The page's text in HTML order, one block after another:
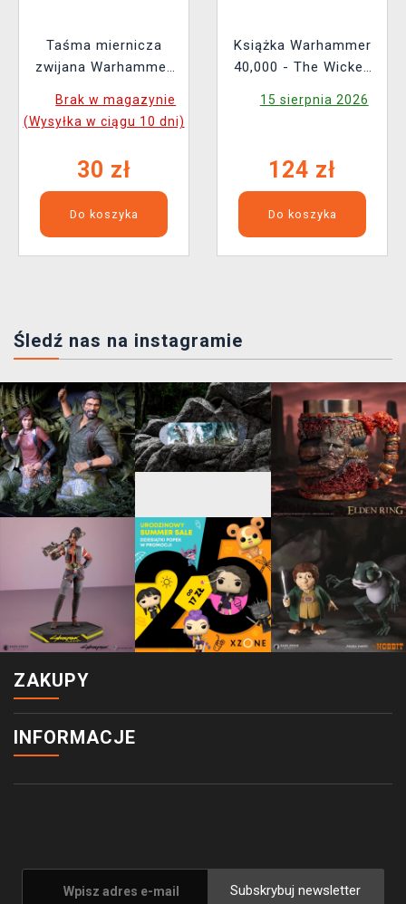
Taśma miernicza
zwijana Warhammer
Brak w magazynie
(Wysyłka w ciągu 10 dni)
30 zł
Do koszyka
Książka Warhammer
40,000 - The Wicked
15 sierpnia 2026
124 zł
Do koszyka
Śledź nas na instagramie
ZAKUPY
INFORMACJE
Subskrybuj newsletter